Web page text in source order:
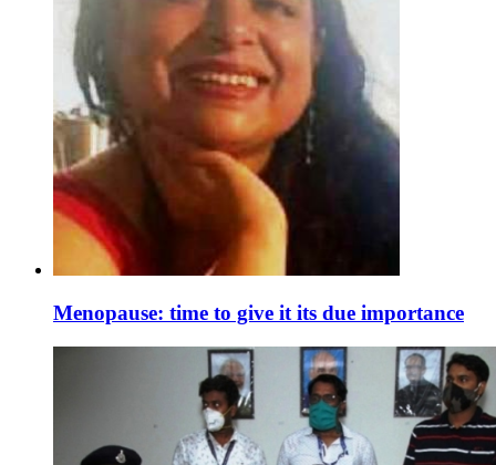
Menopause: time to give it its due importance